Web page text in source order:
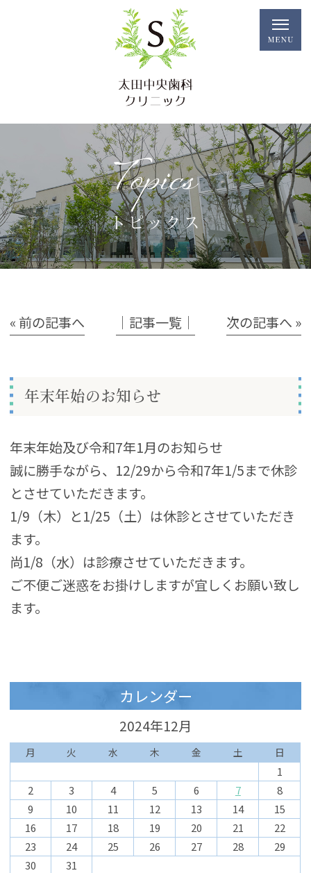
Topics
トピックス
« 前の記事へ │記事一覧│ 次の記事へ »
年末年始のお知らせ
年末年始及び令和7年1月のお知らせ
誠に勝手ながら、12/29から令和7年1/5まで休診
とさせていただきます。
1/9（木）と1/25（土）は休診とさせていただき
ます。
尚1/8（水）は診療させていただきます。
ご不便ご迷惑をお掛けしますが宜しくお願い致し
ます。
カレンダー
2024年12月
月 火 水 木 金 土 日
1
2
3 4 5 6 7
8
9
10 11 12 13 14
15
16
17 18 19 20 21
22
23
24 25 26 27 28
29
30
31